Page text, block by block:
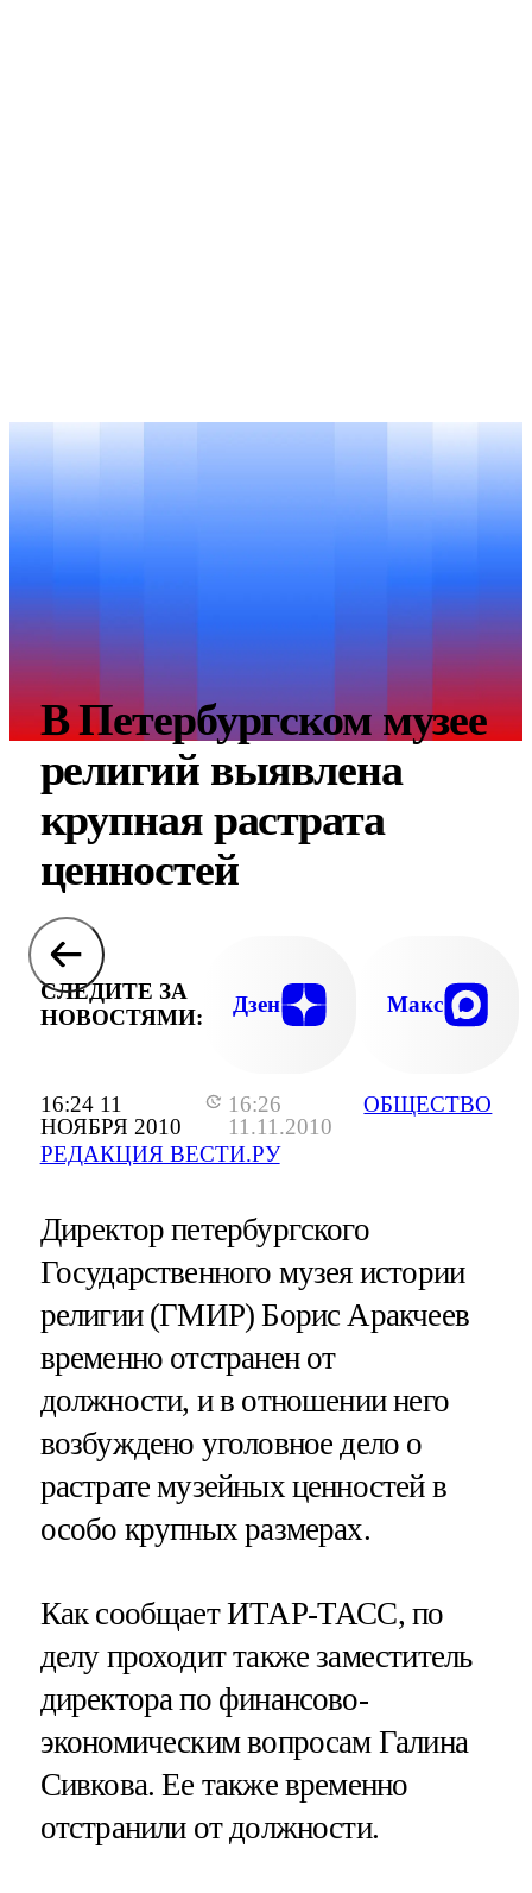
16:24 11
НОЯБРЯ 2010
16:26
11.11.2010
РЕДАКЦИЯ ВЕСТИ.РУ
ОБЩЕСТВО
В Петербургском музее
религий выявлена
крупная растрата
ценностей
СЛЕДИТЕ ЗА
НОВОСТЯМИ:
Дзен Макс
Директор петербургского
Государственного музея истории
религии (ГМИР) Борис Аракчеев
временно отстранен от
должности, и в отношении него
возбуждено уголовное дело о
растрате музейных ценностей в
особо крупных размерах.
Как сообщает ИТАР-ТАСС, по
делу проходит также заместитель
директора по финансово-
экономическим вопросам Галина
Сивкова. Ее также временно
отстранили от должности.